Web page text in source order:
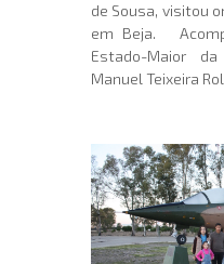
de Sousa, visitou
em Beja.
Estado-Maior
Manuel Teixeira